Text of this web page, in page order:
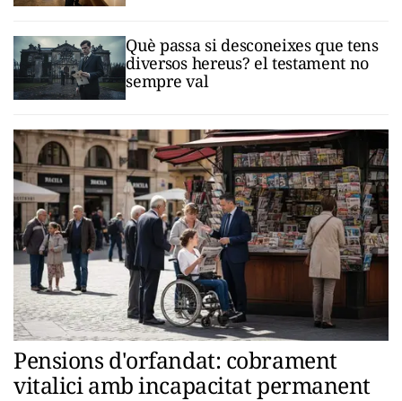
Què passa si desconeixes que tens
diversos hereus? el testament no
sempre val
Pensions d'orfandat: cobrament
vitalici amb incapacitat permanent